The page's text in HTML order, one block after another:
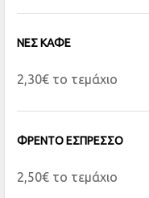
ΝΕΣ ΚΑΦΕ
2,30€ το τεμάχιο
ΦΡΕΝΤΟ ΕΣΠΡΕΣΣΟ
2,50€ το τεμάχιο